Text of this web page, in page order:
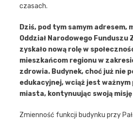
czasach.
Dziś, pod tym samym adresem,
Oddział Narodowego Funduszu
zyskało nową rolę w
mieszkańcom regionu w
zdrowia. Budynek, choć już nie
edukacyjnej, wciąż jest ważnym
miasta, kontynuując swoją
Zmienność funkcji budynku przy